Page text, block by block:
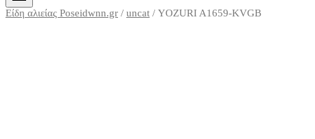
Είδη αλιείας Poseidwnn.gr / uncat / YOZURI A1659-KVGB